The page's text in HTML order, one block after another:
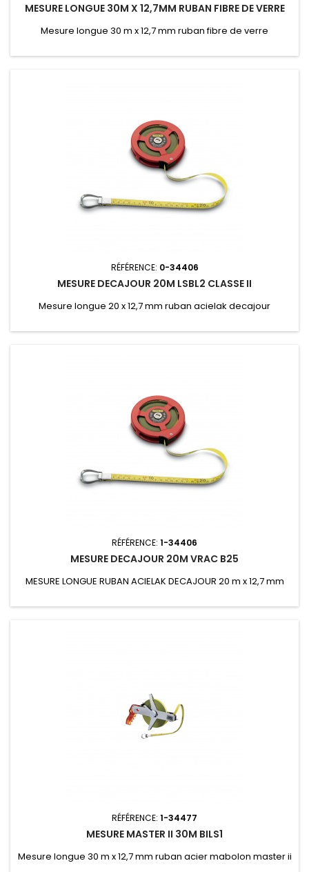
MESURE LONGUE 30M X 12,7MM RUBAN FIBRE DE VERRE
Mesure longue 30 m x 12,7 mm ruban fibre de verre
RÉFÉRENCE: 0-34406
MESURE DECAJOUR 20M LSBL2 CLASSE II
Mesure longue 20 x 12,7 mm ruban acielak decajour
RÉFÉRENCE: 1-34406
MESURE DECAJOUR 20M VRAC B25
MESURE LONGUE RUBAN ACIELAK DECAJOUR 20 m x 12,7 mm
RÉFÉRENCE: 1-34477
MESURE MASTER II 30M BILS1
Mesure longue 30 m x 12,7 mm ruban acier mabolon master ii